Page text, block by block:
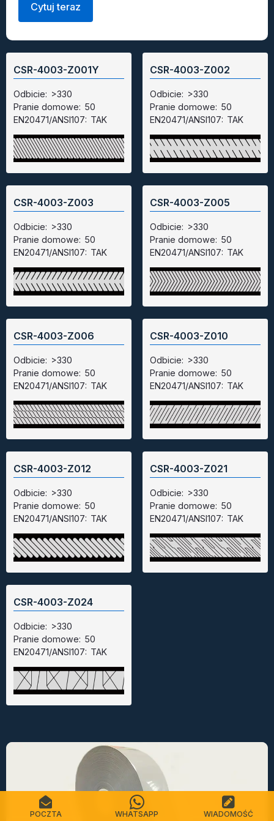
Cytuj teraz
CSR-4003-Z001Y
Odbicie: >330
Pranie domowe: 50
EN20471/ANSI107: TAK
CSR-4003-Z002
Odbicie: >330
Pranie domowe: 50
EN20471/ANSI107: TAK
CSR-4003-Z003
Odbicie: >330
Pranie domowe: 50
EN20471/ANSI107: TAK
CSR-4003-Z005
Odbicie: >330
Pranie domowe: 50
EN20471/ANSI107: TAK
CSR-4003-Z006
Odbicie: >330
Pranie domowe: 50
EN20471/ANSI107: TAK
CSR-4003-Z010
Odbicie: >330
Pranie domowe: 50
EN20471/ANSI107: TAK
CSR-4003-Z012
Odbicie: >330
Pranie domowe: 50
EN20471/ANSI107: TAK
CSR-4003-Z021
Odbicie: >330
Pranie domowe: 50
EN20471/ANSI107: TAK
CSR-4003-Z024
Odbicie: >330
Pranie domowe: 50
EN20471/ANSI107: TAK
POCZTA WHATSAPP WIADOMOŚĆ